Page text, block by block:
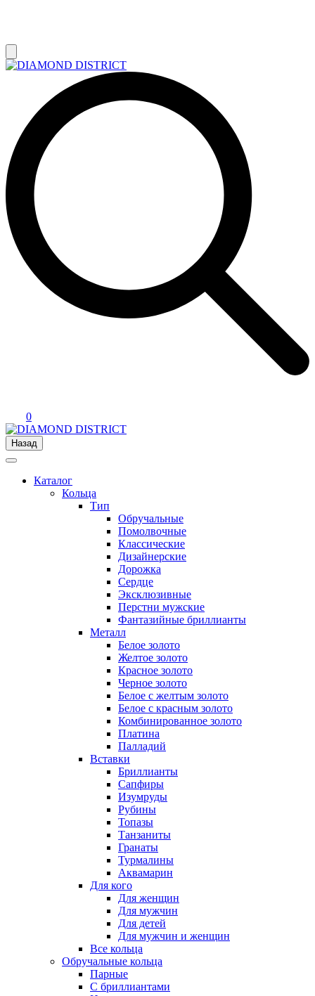
0
Назад
Каталог
Кольца
Тип
Обручальные
Помолвочные
Классические
Дизайнерские
Дорожка
Сердце
Эксклюзивные
Перстни мужские
Фантазийные бриллианты
Металл
Белое золото
Желтое золото
Красное золото
Черное золото
Белое с желтым золото
Белое с красным золото
Комбинированное золото
Платина
Палладий
Вставки
Бриллианты
Сапфиры
Изумруды
Рубины
Топазы
Танзаниты
Гранаты
Турмалины
Аквамарин
Для кого
Для женщин
Для мужчин
Для детей
Для мужчин и женщин
Все кольца
Обручальные кольца
Парные
С бриллиантами